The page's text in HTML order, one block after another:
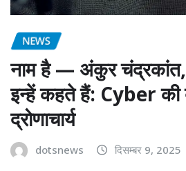
NEWS
नाम है — अंकुर
इन्हें कहते हैं: Cyber की
द्रोणाचार्य
dotsnews दिसम्बर 9, 2025